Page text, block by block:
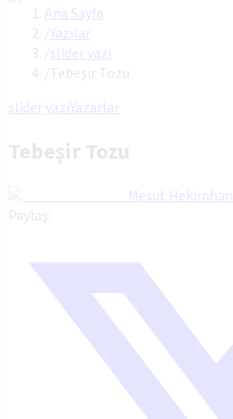
Ana Sayfa
Yazılar
slider yazı
Tebeşir Tozu
slider yazıYazarlar
Tebeşir Tozu
Mesut Hekimhan
Paylaş: